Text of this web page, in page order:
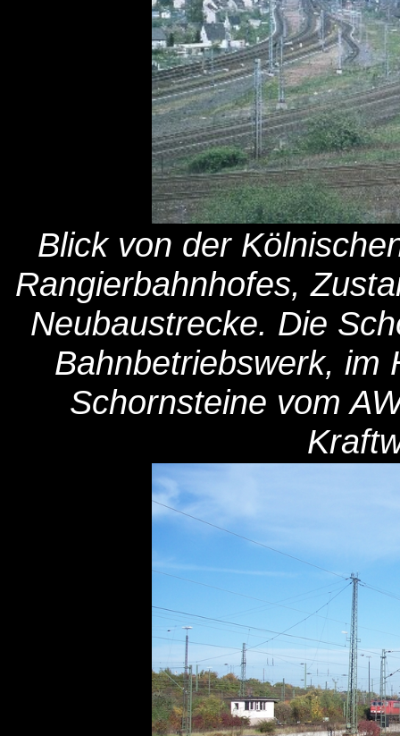
Blick von der
Rangierbahnhofes,
Neubaustrecke. Die
Bahnbetriebswerk, im
Schornsteine vom